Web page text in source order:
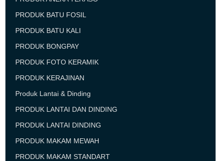
PRODUK BATU FOSIL
PRODUK BATU KALI
PRODUK BONGPAY
PRODUK FOTO KERAMIK
PRODUK KERAJINAN
Produk Lantai & Dinding
PRODUK LANTAI DAN DINDING
PRODUK LANTAI DINDING
PRODUK MAKAM MEWAH
PRODUK MAKAM STANDART